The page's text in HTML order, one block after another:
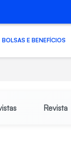
BOLSAS E BENEFÍCIOS
Revista